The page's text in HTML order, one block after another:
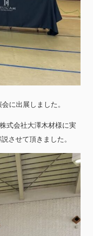
に出展しました。
式会社大澤木材様に実
させて頂きました。